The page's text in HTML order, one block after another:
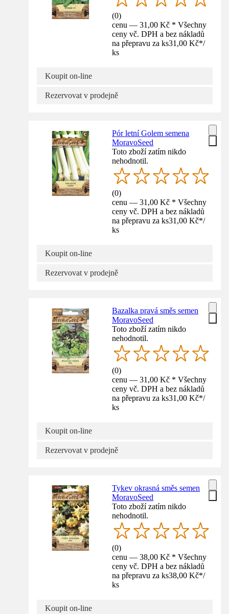
(0)
cenu — 31,00 Kč * Všechny
ceny vč. DPH a bez nákladů
na přepravu za ks31,00 Kč*/
ks
Koupit on-line
Rezervovat v prodejně
Pór letní Golem semena
MoravoSeed
Toto zboží zatím nikdo
nehodnotil.
(0)
cenu — 31,00 Kč * Všechny
ceny vč. DPH a bez nákladů
na přepravu za ks31,00 Kč*/
ks
Koupit on-line
Rezervovat v prodejně
Bazalka pravá směs semen
MoravoSeed
Toto zboží zatím nikdo
nehodnotil.
(0)
cenu — 31,00 Kč * Všechny
ceny vč. DPH a bez nákladů
na přepravu za ks31,00 Kč*/
ks
Koupit on-line
Rezervovat v prodejně
Tykev okrasná směs semen
MoravoSeed
Toto zboží zatím nikdo
nehodnotil.
(0)
cenu — 38,00 Kč * Všechny
ceny vč. DPH a bez nákladů
na přepravu za ks38,00 Kč*/
ks
Koupit on-line